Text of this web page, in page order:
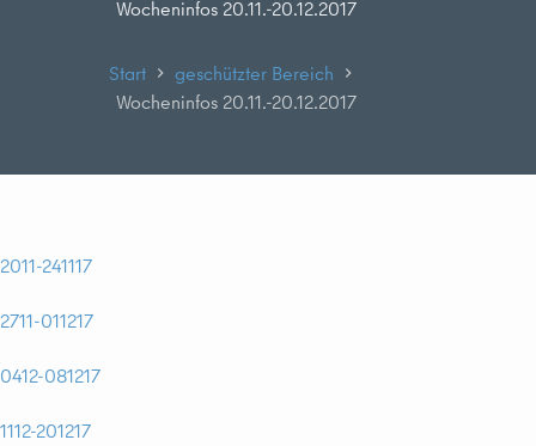
Wocheninfos 20.11.-20.12.2017
Start
geschützter Bereich
Wocheninfos 20.11.-20.12.2017
2011-241117
2711-011217
0412-081217
1112-201217